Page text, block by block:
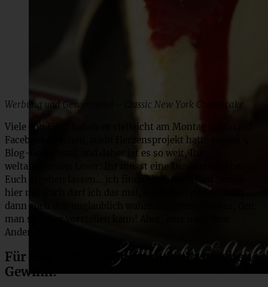
Werbung und Gewinnspiel – Classic New York Cheesecake
Viele von Euch haben es vielleicht am Montag schon auf
Facebook gesehen, mein Herzensprojekt hatte seinen 5.
Blog-Geburtstag und daher ist es so weit, Ihr
weltallerbesten Leser: Ihr müsst eine Dankesrede über
Euch ergehen lassen… ich finde aber, nach fünf Jahren
hier mit Euch darf ich das mal, außerdem gibt es dafür
dann auch den unglaublich wahnsinnigsten Gewinn, den
man sich nur vorstellen kann! Aber, eins nach dem
Anderen!
Für weltbeste Leser einen fantastischen
Gewinn: